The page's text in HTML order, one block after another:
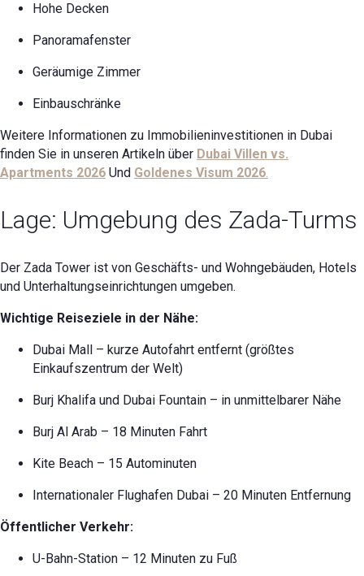
Hohe Decken
Panoramafenster
Geräumige Zimmer
Einbauschränke
Weitere Informationen zu Immobilieninvestitionen in Dubai
finden Sie in unseren Artikeln über Dubai Villen vs.
Apartments 2026 Und Goldenes Visum 2026.
Lage: Umgebung des Zada-Turms
Der Zada Tower ist von Geschäfts- und Wohngebäuden, Hotels
und Unterhaltungseinrichtungen umgeben.
Wichtige Reiseziele in der Nähe:
Dubai Mall – kurze Autofahrt entfernt (größtes
Einkaufszentrum der Welt)
Burj Khalifa und Dubai Fountain – in unmittelbarer Nähe
Burj Al Arab – 18 Minuten Fahrt
Kite Beach – 15 Autominuten
Internationaler Flughafen Dubai – 20 Minuten Entfernung
Öffentlicher Verkehr:
U-Bahn-Station – 12 Minuten zu Fuß